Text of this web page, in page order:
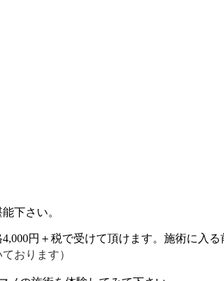
下さい。
円＋税で受けて頂けます。施術に入
おります）